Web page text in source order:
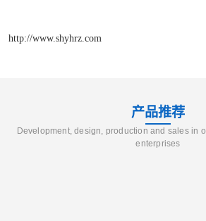
http://www.shyhrz.com
产品推荐
Development, design, production and sales in
enterprises